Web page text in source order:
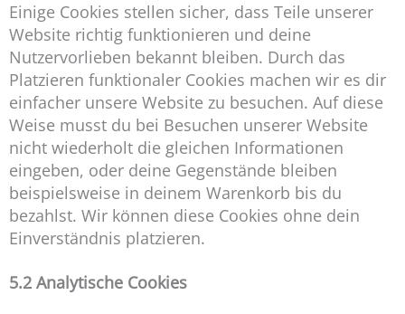
Einige Cookies stellen sicher, dass Teile unserer
Website richtig funktionieren und deine
Nutzervorlieben bekannt bleiben. Durch das
Platzieren funktionaler Cookies machen wir es dir
einfacher unsere Website zu besuchen. Auf diese
Weise musst du bei Besuchen unserer Website
nicht wiederholt die gleichen Informationen
eingeben, oder deine Gegenstände bleiben
beispielsweise in deinem Warenkorb bis du
bezahlst. Wir können diese Cookies ohne dein
Einverständnis platzieren.
5.2 Analytische Cookies